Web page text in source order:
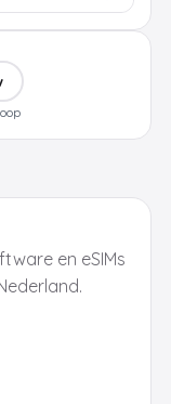
en eSIMs